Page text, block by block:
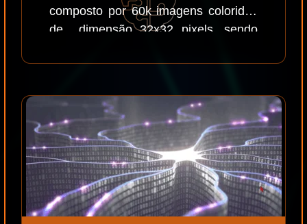
composto por 60k imagens coloridas
de dimensão 32x32 pixels, sendo
para teste.